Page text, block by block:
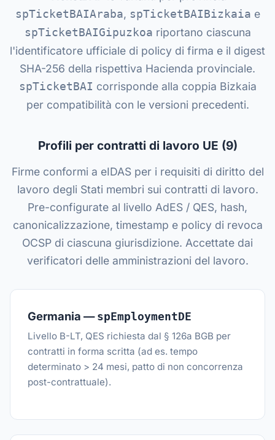
spTicketBAIAraba, spTicketBAIBizkaia e
spTicketBAIGipuzkoa riportano ciascuna
l'identificatore ufficiale di policy di firma e il digest
SHA-256 della rispettiva Hacienda provinciale.
spTicketBAI corrisponde alla coppia Bizkaia
per compatibilità con le versioni precedenti.
Profili per contratti di lavoro UE (9)
Firme conformi a eIDAS per i requisiti di diritto del
lavoro degli Stati membri sui contratti di lavoro.
Pre-configurate al livello AdES / QES, hash,
canonicalizzazione, timestamp e policy di revoca
OCSP di ciascuna giurisdizione. Accettate dai
verificatori delle amministrazioni del lavoro.
Germania —spEmploymentDE
Livello B-LT, QES richiesta dal § 126a BGB per
contratti in forma scritta (ad es. tempo
determinato > 24 mesi, patto di non concorrenza
post-contrattuale).